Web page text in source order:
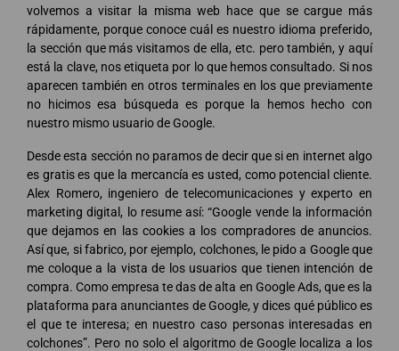
volvemos a visitar la misma web hace que se cargue más
rápidamente, porque conoce cuál es nuestro idioma preferido,
la sección que más visitamos de ella, etc. pero también, y aquí
está la clave, nos etiqueta por lo que hemos consultado. Si nos
aparecen también en otros terminales en los que previamente
no hicimos esa búsqueda es porque la hemos hecho con
nuestro mismo usuario de Google.
Desde esta sección no paramos de decir que si en internet algo
es gratis es que la mercancía es usted, como potencial cliente.
Alex Romero, ingeniero de telecomunicaciones y experto en
marketing digital, lo resume así: “Google vende la información
que dejamos en las cookies a los compradores de anuncios.
Así que, si fabrico, por ejemplo, colchones, le pido a Google que
me coloque a la vista de los usuarios que tienen intención de
compra. Como empresa te das de alta en Google Ads, que es la
plataforma para anunciantes de Google, y dices qué público es
el que te interesa; en nuestro caso personas interesadas en
colchones”. Pero no solo el algoritmo de Google localiza a los